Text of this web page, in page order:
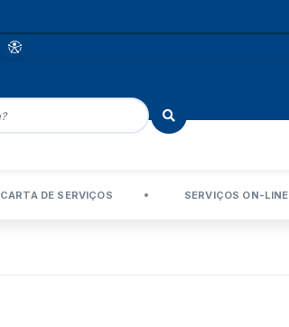
CARTA DE SERVIÇOS SERVIÇOS ON-LINE